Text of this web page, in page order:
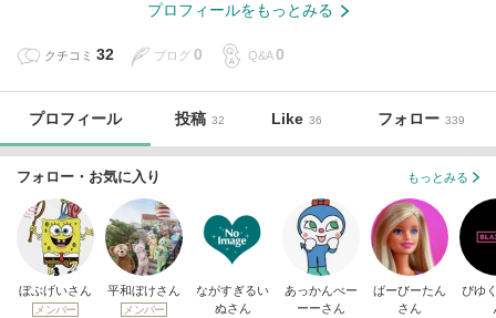
プロフィールをもっとみる
クチコミ 32 ブログ 0 Q&A 0
プロフィール 投稿 32 Like 36 フォロー 339
フォロー・お気に入り もっとみる
ぼぶげいさん
メンバー
平和ぼけさん
メンバー
ながすぎるい
ぬさん
あっかんべー
ーーさん
ばーびーたん
さん
ぴゆ